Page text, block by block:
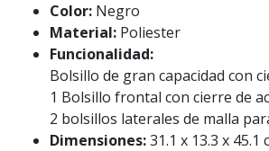
Color: Negro
Material: Poliester
Funcionalidad:
Bolsillo de gran capacidad con
1 Bolsillo frontal con cierre de
2 bolsillos laterales de malla
Dimensiones:31.1 x 13.3 x 45.1